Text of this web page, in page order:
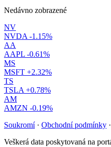
Nedávno zobrazené
NV
NVDA -1.15%
AA
AAPL -0.61%
MS
MSFT +2.32%
TS
TSLA +0.78%
AM
AMZN -0.19%
Soukromí · Obchodní podmínky ·
Veškerá data poskytovaná na